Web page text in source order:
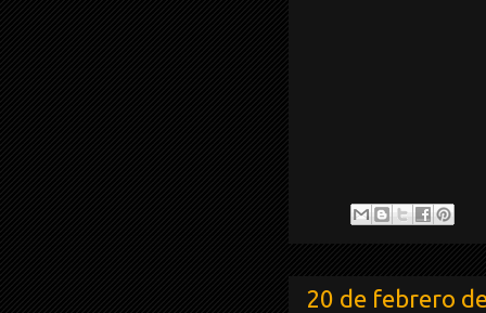
20 de febrero